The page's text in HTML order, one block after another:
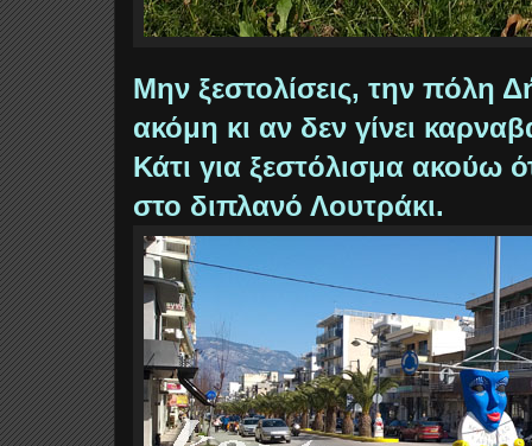
Μην ξεστολίσεις, την πόλη
ακόμη κι αν δεν γίνει
Κάτι για ξεστόλισμα ακούω
στο διπλανό Λουτράκι.